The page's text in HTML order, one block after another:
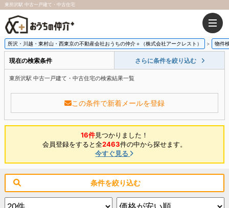
東所沢駅 中古一戸建て・中古住宅
所沢・川越・東村山・西東京の不動産会社おうちの仲介＋（株式会社アークレスト） 物件
現在の検索条件 さらに条件を絞り込む
東所沢駅 中古一戸建て・中古住宅の検索結果一覧
この条件で新着メールを登録
16件見つかりました！
会員登録をすると全2463件の中から探せます。
今すぐ見る
条件を絞り込む